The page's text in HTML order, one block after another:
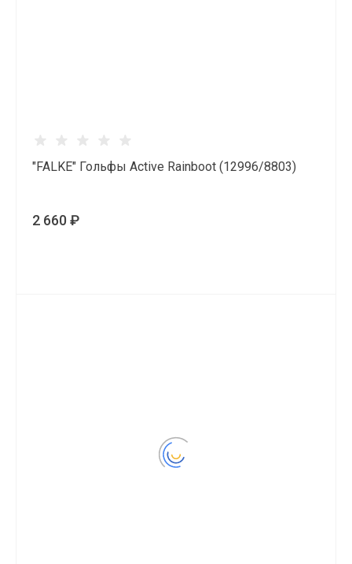
"FALKE" Гольфы Active Rainboot (12996/8803)
2 660 ₽